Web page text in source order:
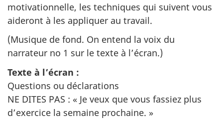
motivationnelle, les techniques qui suivent vous
aideront à les appliquer au travail.
(Musique de fond. On entend la voix du
narrateur no 1 sur le texte à l’écran.)
Texte à l’écran :
Questions ou déclarations
NE DITES PAS : « Je veux que vous fassiez plus
d’exercice la semaine prochaine. »